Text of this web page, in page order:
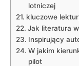
lotniczej
kluczowe⁢
Jak ‌literatura
Inspirujący
W jakim
pilot